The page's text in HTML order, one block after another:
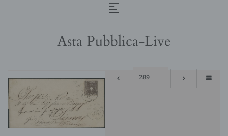
Asta Pubblica-Live